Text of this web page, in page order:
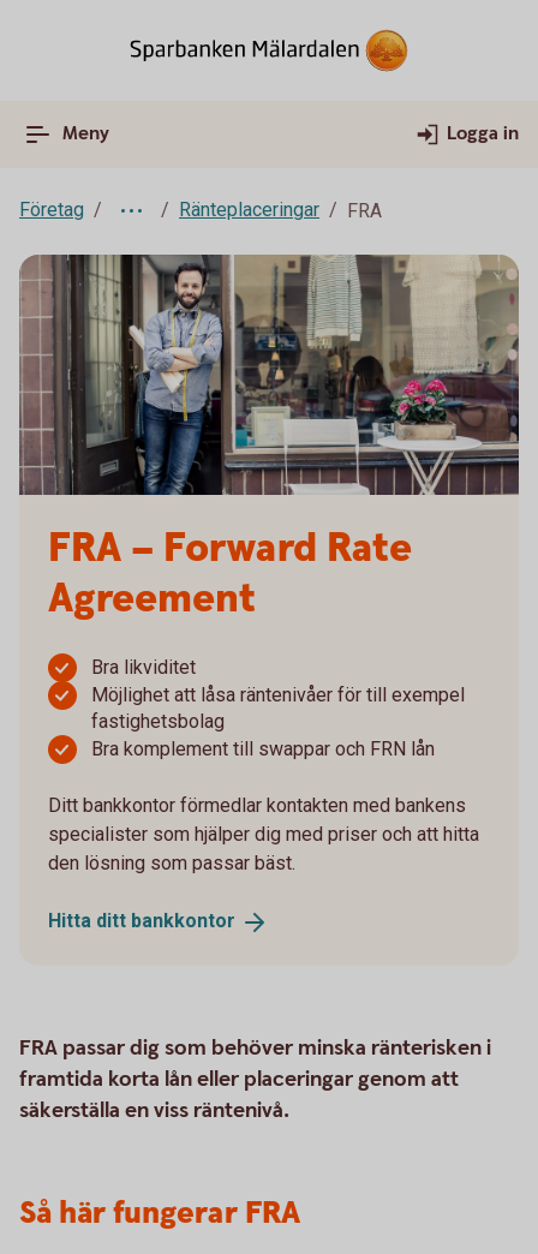
Meny Logga in
Företag Ränteplaceringar FRA
FRA – Forward Rate
Agreement
Bra likviditet
Möjlighet att låsa räntenivåer för till exempel
fastighetsbolag
Bra komplement till swappar och FRN lån
Ditt bankkontor förmedlar kontakten med bankens
specialister som hjälper dig med priser och att hitta
den lösning som passar bäst.
Hitta ditt bankkontor
FRA passar dig som behöver minska ränterisken i
framtida korta lån eller placeringar genom att
säkerställa en viss räntenivå.
Så här fungerar FRA